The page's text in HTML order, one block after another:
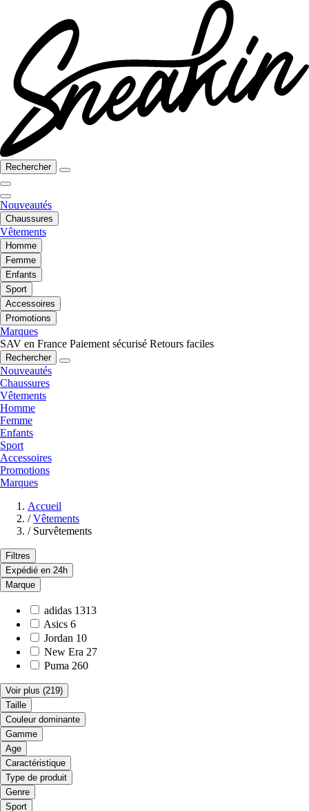
Rechercher
Nouveautés
Chaussures
Vêtements
Homme
Femme
Enfants
Sport
Accessoires
Promotions
Marques
SAV en France Paiement sécurisé Retours faciles
Rechercher
Nouveautés
Chaussures
Vêtements
Homme
Femme
Enfants
Sport
Accessoires
Promotions
Marques
Accueil
/ Vêtements
/ Survêtements
Filtres
Expédié en 24h
Marque
adidas 1313
Asics 6
Jordan 10
New Era 27
Puma 260
Voir plus (219)
Taille
Couleur dominante
Gamme
Age
Caractéristique
Type de produit
Genre
Sport